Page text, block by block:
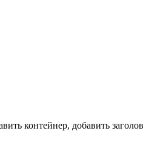
контейнер, добавить